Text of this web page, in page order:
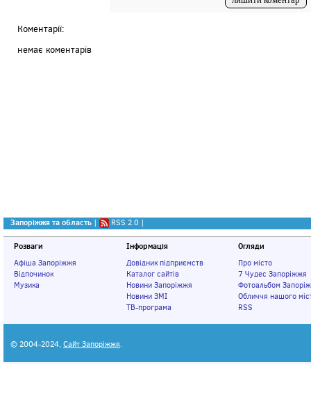
Коментарії:
немає коментарів
Запоріжжя та область | RSS 2.0 |
Розваги
Афіша Запоріжжя
Відпочинок
Музика
Інформація
Довідник підприємств
Каталог сайтів
Новини Запоріжжя
Новини ЗМІ
ТВ-програма
Огляди
Про місто
7 Чудес Запоріжжя
Фотоальбом
Обличчя нашого
RSS
© 2004-2024, Сайт Запоріжжя.